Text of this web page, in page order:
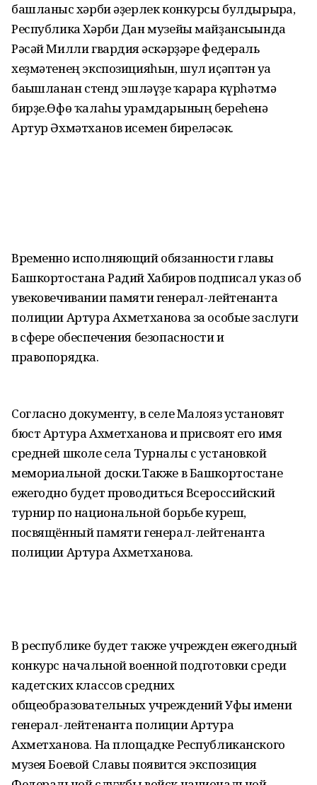
башланғыс хәрби әҙерлек конкурсы булдырырға,
Республика Хәрби Дан музейы майҙансығында
Рәсәй Милли гвардия ғәскәрҙәре федераль
хеҙмәтенең экспозицияһын, шул иҫәптән уға
бағышланған стенд эшләүҙе ҡарарға күрһәтмә
бирҙе.Өфө ҡалаһы урамдарының береһенә
Артур Әхмәтханов исемен биреләсәк.
Временно исполняющий обязанности главы
Башкортостана Радий Хабиров подписал указ об
увековечивании памяти генерал-лейтенанта
полиции Артура Ахметханова за особые заслуги
в сфере обеспечения безопасности и
правопорядка.
Согласно документу, в селе Малояз установят
бюст Артура Ахметханова и присвоят его имя
средней школе села Турналы с установкой
мемориальной доски.Также в Башкортостане
ежегодно будет проводиться Всероссийский
турнир по национальной борьбе куреш,
посвящённый памяти генерал-лейтенанта
полиции Артура Ахметханова.
В республике будет также учрежден ежегодный
конкурс начальной военной подготовки среди
кадетских классов средних
общеобразовательных учреждений Уфы имени
генерал-лейтенанта полиции Артура
Ахметханова. На площадке Республиканского
музея Боевой Славы появится экспозиция